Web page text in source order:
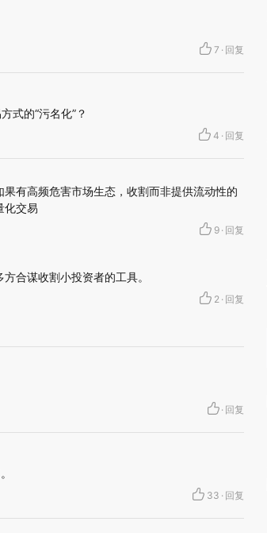
7 · 回复
式的“污名化”？
4 · 回复
有高频危害市场生态，收割而非提供流动性的
化交易
9 · 回复
合谋收割小投资者的工具。
2 · 回复
· 回复
33 · 回复